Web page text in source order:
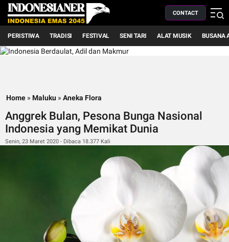
CONTACT
PERISTIWA TRADISI FESTIVAL SENI TARI ALAT MUSIK BUSANA
Home » Maluku » Aneka Flora
Anggrek Bulan, Pesona Bunga Nasional
Indonesia yang Memikat Dunia
Senin, 23 Maret 2020 - Dibaca 18.377 Kali